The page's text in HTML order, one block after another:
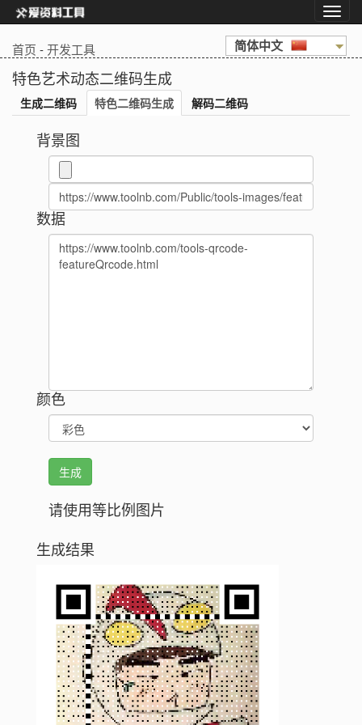
首页 -开发工具 简体中文
特色艺术动态二维码生成
生成二维码 特色二维码生成 解码二维码
背景图
数据
颜色
请使用等比例图片
生成结果